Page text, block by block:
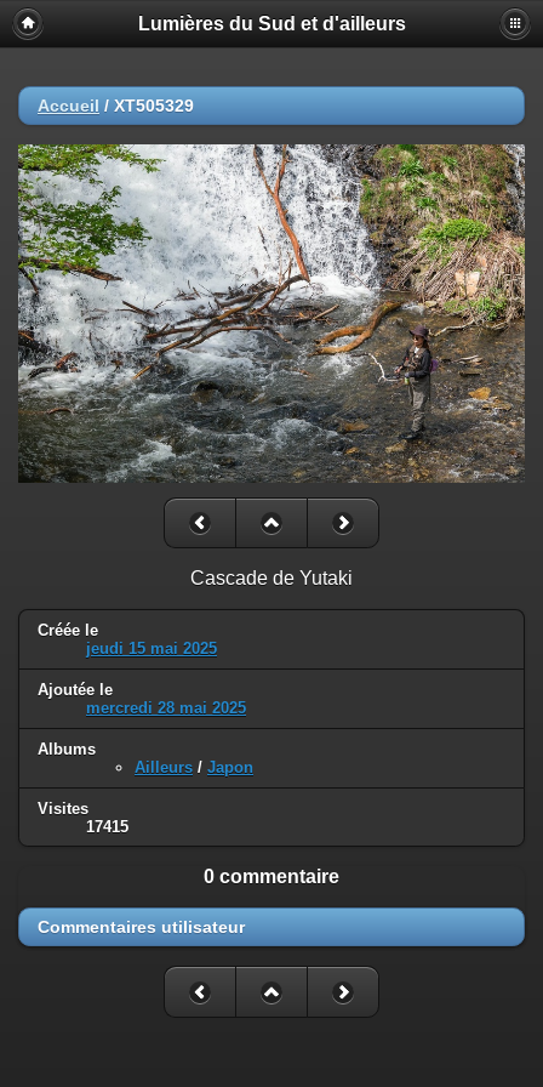
Lumières du Sud et d'ailleurs
Accueil / XT505329
Cascade de Yutaki
Créée le
jeudi 15 mai 2025
Ajoutée le
mercredi 28 mai 2025
Albums
Ailleurs / Japon
Visites
17415
0 commentaire
Commentaires utilisateur